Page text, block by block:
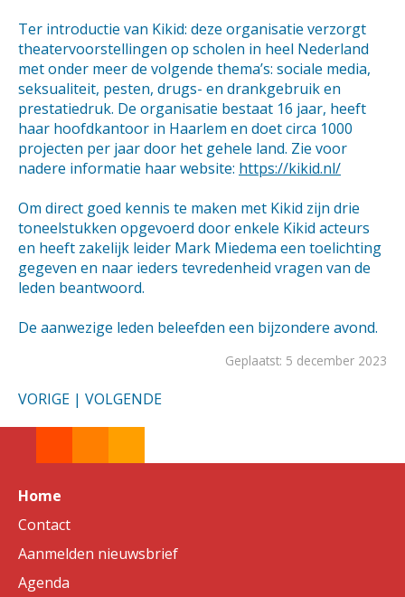
Ter introductie van Kikid: deze organisatie verzorgt
theatervoorstellingen op scholen in heel Nederland
met onder meer de volgende thema’s: sociale media,
seksualiteit, pesten, drugs- en drankgebruik en
prestatiedruk. De organisatie bestaat 16 jaar, heeft
haar hoofdkantoor in Haarlem en doet circa 1000
projecten per jaar door het gehele land. Zie voor
nadere informatie haar website: https://kikid.nl/
Om direct goed kennis te maken met Kikid zijn drie
toneelstukken opgevoerd door enkele Kikid acteurs
en heeft zakelijk leider Mark Miedema een toelichting
gegeven en naar ieders tevredenheid vragen van de
leden beantwoord.
De aanwezige leden beleefden een bijzondere avond.
Geplaatst: 5 december 2023
VORIGE | VOLGENDE
Home
Contact
Aanmelden nieuwsbrief
Agenda